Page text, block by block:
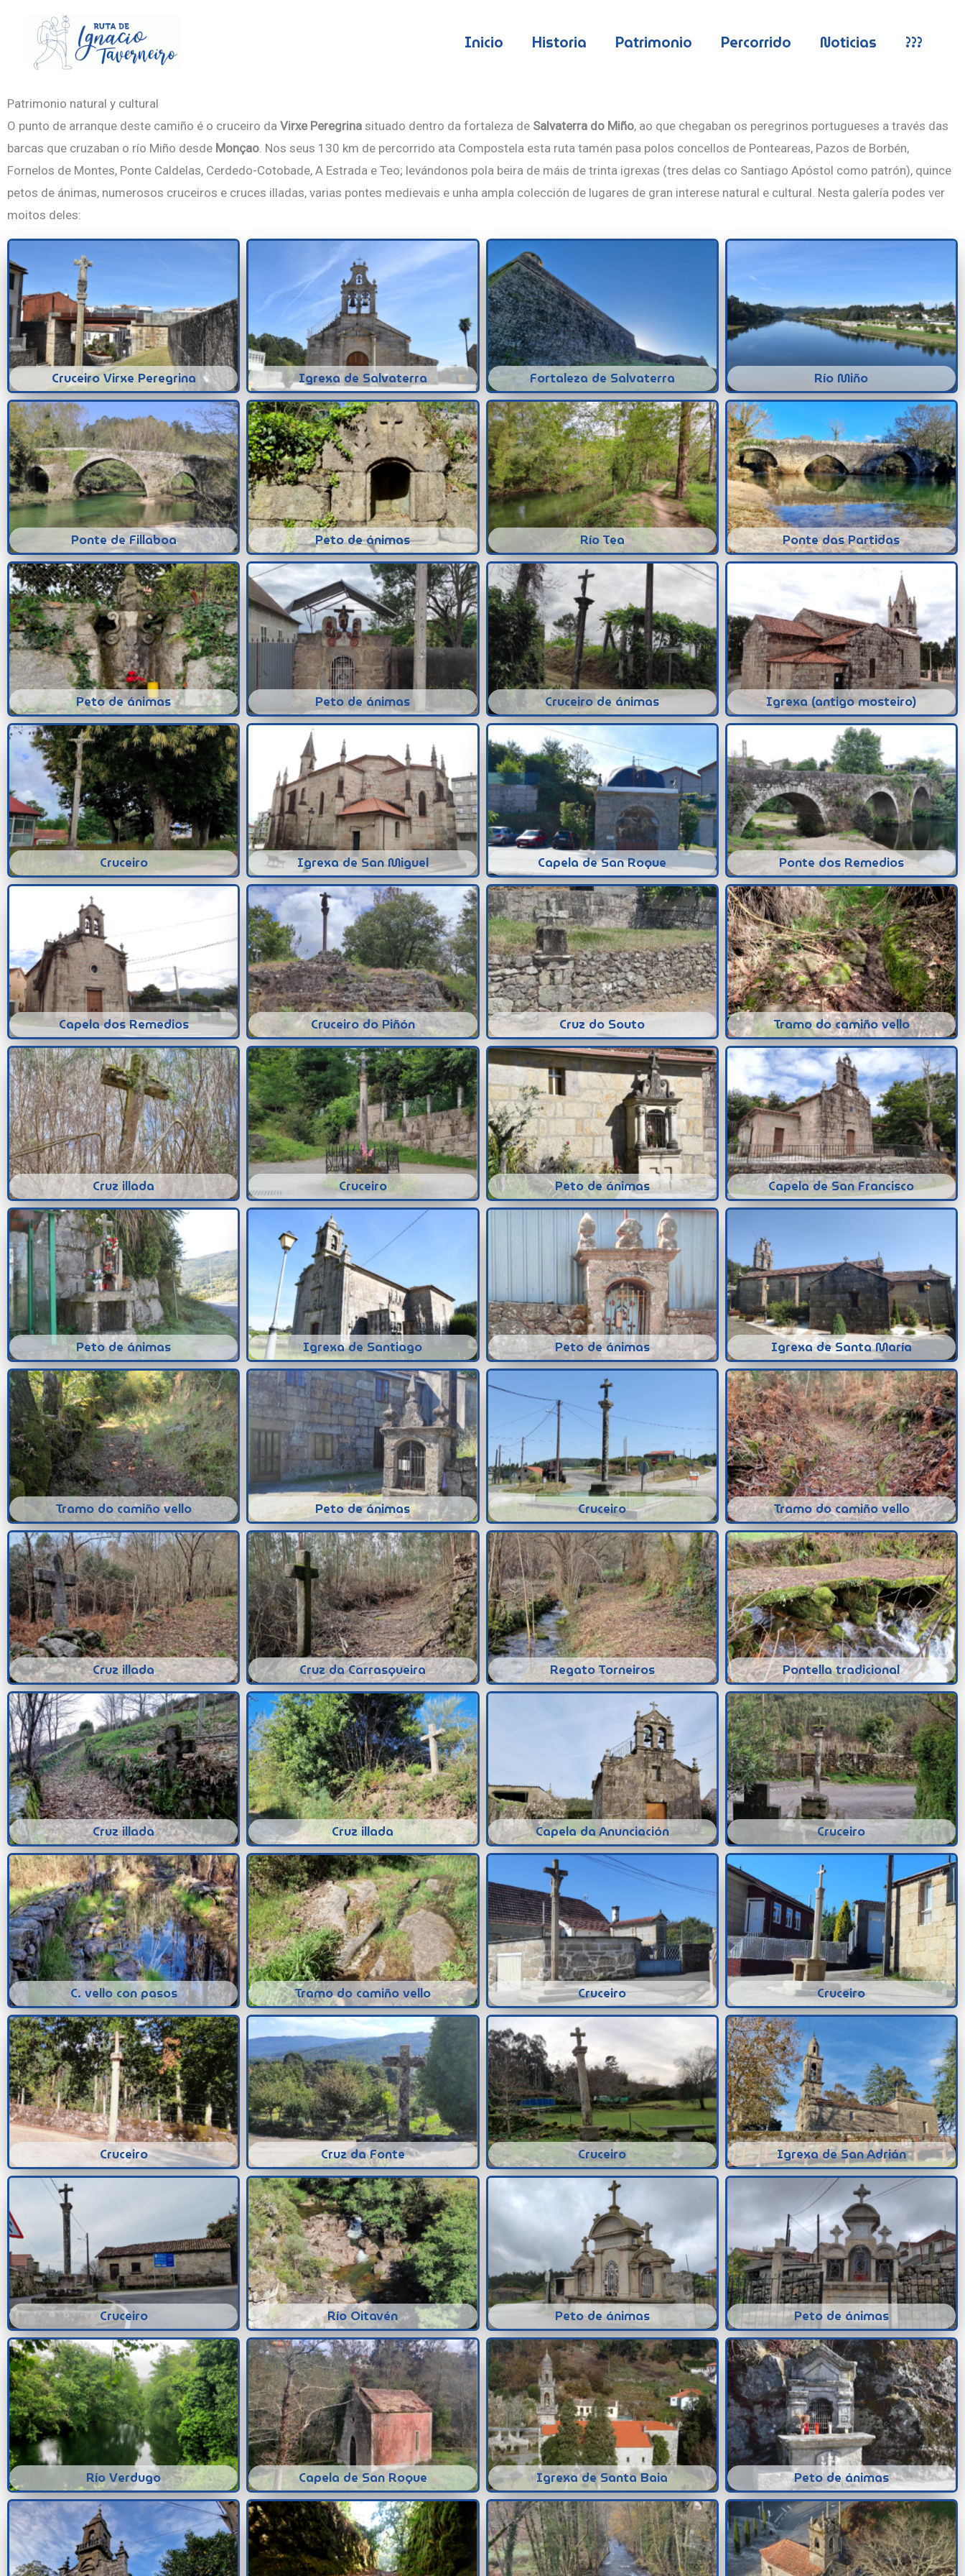
contenido
Inicio Historia Patrimonio Percorrido Noticias ???
Patrimonio natural y cultural
O punto de arranque deste camiño é o cruceiro da Virxe Peregrina situado dentro da fortaleza de Salvaterra do Miño, ao que chegaban os peregrinos portugueses a través das
barcas que cruzaban o río Miño desde Monçao . Nos seus 130 km de percorrido ata Compostela esta ruta tamén pasa polos concellos de Ponteareas, Pazos de Borbén,
Fornelos de Montes, Ponte Caldelas, Cerdedo-Cotobade, A Estrada e Teo; levándonos pola beira de máis de trinta igrexas (tres delas co Santiago Apóstol como patrón), quince
petos de ánimas, numerosos cruceiros e cruces illadas, varias pontes medievais e unha ampla colección de lugares de gran interese natural e cultural. Nesta galería podes ver
moitos deles:
Cruceiro Virxe Peregrina Igrexa de Salvaterra Fortaleza de Salvaterra Río Miño
Ponte de Fillaboa Peto de ánimas Río Tea Ponte das Partidas
Peto de ánimas Peto de ánimas Cruceiro de ánimas Igrexa (antigo mosteiro)
Cruceiro Igrexa de San Miguel Capela de San Roque Ponte dos Remedios
Capela dos Remedios Cruceiro do Piñón Cruz do Souto Tramo do camiño vello
Cruz illada Cruceiro Peto de ánimas Capela de San Francisco
Peto de ánimas Igrexa de Santiago Peto de ánimas Igrexa de Santa María
Tramo do camiño vello Peto de ánimas Cruceiro Tramo do camiño vello
Cruz illada Cruz da Carrasqueira Regato Torneiros Pontella tradicional
Cruz illada Cruz illada Capela da Anunciación Cruceiro
C. vello con pasos Tramo do camiño vello Cruceiro Cruceiro
Cruceiro Cruz da Fonte Cruceiro Igrexa de San Adrián
Cruceiro Río Oitavén Peto de ánimas Peto de ánimas
Río Verdugo Capela de San Roque Igrexa de Santa Baia Peto de ánimas